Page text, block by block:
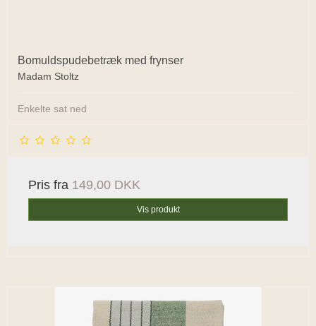
Bomuldspudebetræk med frynser
Madam Stoltz
Enkelte sat ned
Pris fra 149,00 DKK
Vis produkt